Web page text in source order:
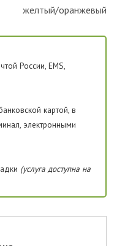
желтый/оранжевый
России, EMS,
картой, в
электронными
(услуга доступна на